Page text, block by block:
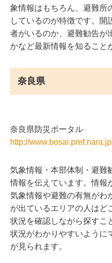
象情報はもちろん、避難所
しているのが特徴です。開
者がいるのか、避難勧告が
かなど最新情報を知ること
奈良県
奈良県防災ポータル
http://
気象情報・本部体制・避難
情報を伝えています。情報
気象情報や避難の有無がわ
が出ているエリアの人はど
状況を確認しながら探すこ
状況がわかりやすいように
が見られます。